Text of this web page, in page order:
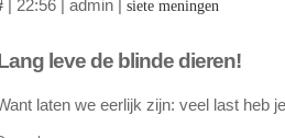
| 22:56 | admin | siete meningen
leve de blinde dieren!
laten we eerlijk zijn: veel last heb